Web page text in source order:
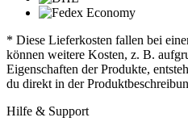
* Diese Lieferkosten fallen bei
können weitere Kosten, z. B.
Eigenschaften der Produkte,
du direkt in der
Hilfe & Support